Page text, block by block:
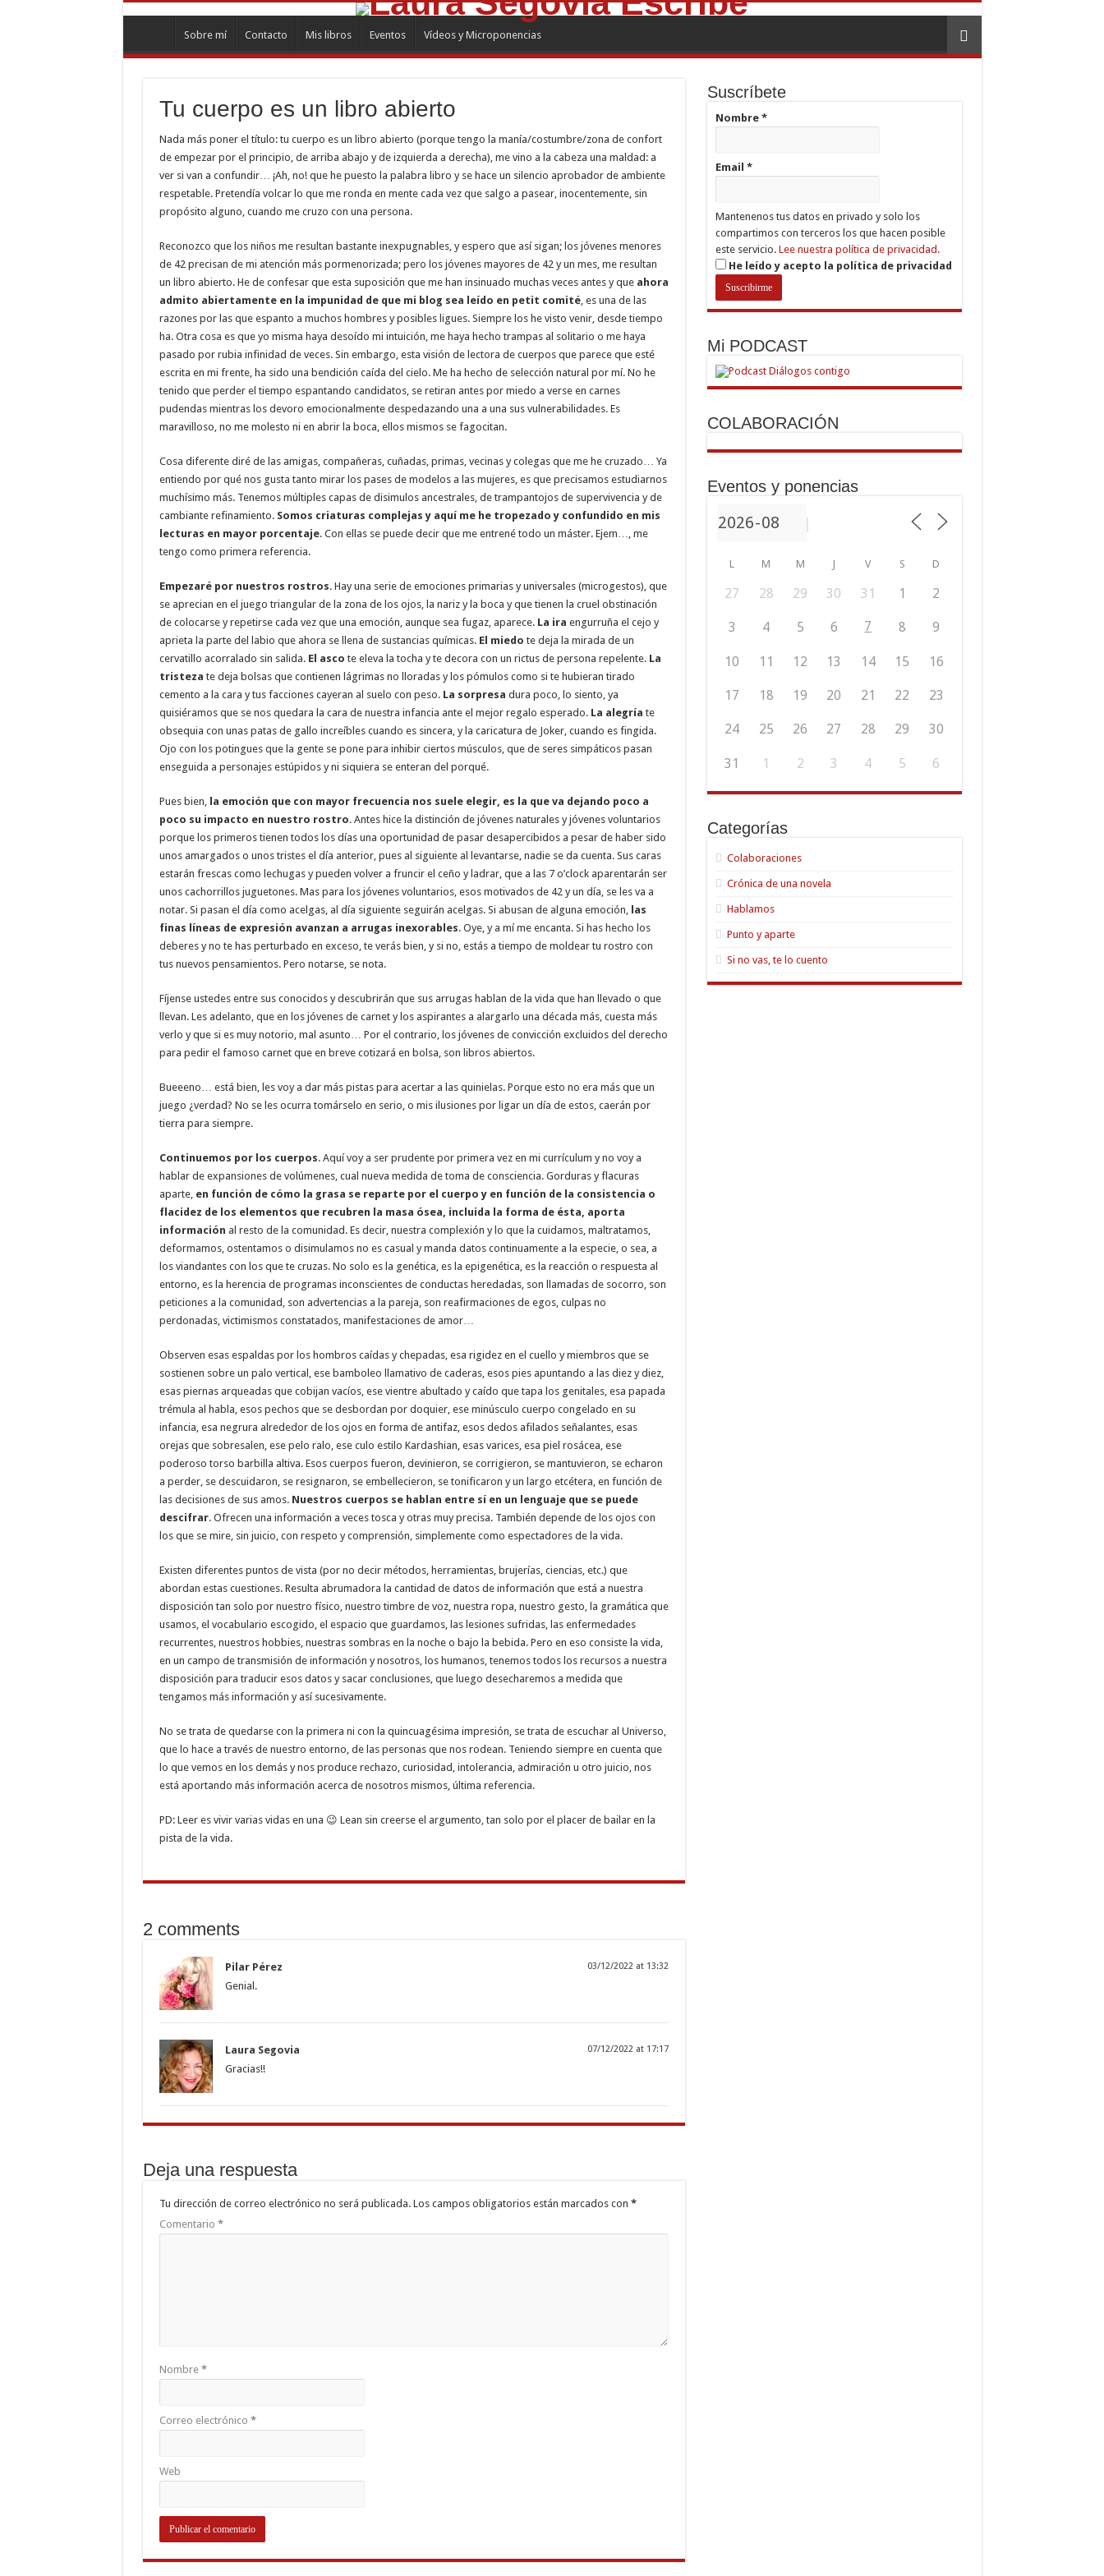
Sobre mí Contacto Mis libros Eventos Vídeos y Microponencias
Tu cuerpo es un libro abierto
Nada más poner el título: tu cuerpo es un libro abierto (porque tengo la manía/costumbre/zona de confort
de empezar por el principio, de arriba abajo y de izquierda a derecha), me vino a la cabeza una maldad: a
ver si van a confundir… ¡Ah, no! que he puesto la palabra libro y se hace un silencio aprobador de ambiente
respetable. Pretendía volcar lo que me ronda en mente cada vez que salgo a pasear, inocentemente, sin
propósito alguno, cuando me cruzo con una persona.
Reconozco que los niños me resultan bastante inexpugnables, y espero que así sigan; los jóvenes menores
de 42 precisan de mi atención más pormenorizada; pero los jóvenes mayores de 42 y un mes, me resultan
un libro abierto. He de confesar que esta suposición que me han insinuado muchas veces antes y que ahora
admito abiertamente en la impunidad de que mi blog sea leído en petit comité, es una de las
razones por las que espanto a muchos hombres y posibles ligues. Siempre los he visto venir, desde tiempo
ha. Otra cosa es que yo misma haya desoído mi intuición, me haya hecho trampas al solitario o me haya
pasado por rubia infinidad de veces. Sin embargo, esta visión de lectora de cuerpos que parece que esté
escrita en mi frente, ha sido una bendición caída del cielo. Me ha hecho de selección natural por mí. No he
tenido que perder el tiempo espantando candidatos, se retiran antes por miedo a verse en carnes
pudendas mientras los devoro emocionalmente despedazando una a una sus vulnerabilidades. Es
maravilloso, no me molesto ni en abrir la boca, ellos mismos se fagocitan.
Cosa diferente diré de las amigas, compañeras, cuñadas, primas, vecinas y colegas que me he cruzado… Ya
entiendo por qué nos gusta tanto mirar los pases de modelos a las mujeres, es que precisamos estudiarnos
muchísimo más. Tenemos múltiples capas de disimulos ancestrales, de trampantojos de supervivencia y de
cambiante refinamiento. Somos criaturas complejas y aquí me he tropezado y confundido en mis
lecturas en mayor porcentaje. Con ellas se puede decir que me entrené todo un máster. Ejem…, me
tengo como primera referencia.
Empezaré por nuestros rostros. Hay una serie de emociones primarias y universales (microgestos), que
se aprecian en el juego triangular de la zona de los ojos, la nariz y la boca y que tienen la cruel obstinación
de colocarse y repetirse cada vez que una emoción, aunque sea fugaz, aparece. La ira engurruña el cejo y
aprieta la parte del labio que ahora se llena de sustancias químicas. El miedo te deja la mirada de un
cervatillo acorralado sin salida. El asco te eleva la tocha y te decora con un rictus de persona repelente. La
tristeza te deja bolsas que contienen lágrimas no lloradas y los pómulos como si te hubieran tirado
cemento a la cara y tus facciones cayeran al suelo con peso. La sorpresa dura poco, lo siento, ya
quisiéramos que se nos quedara la cara de nuestra infancia ante el mejor regalo esperado. La alegría te
obsequia con unas patas de gallo increíbles cuando es sincera, y la caricatura de Joker, cuando es fingida.
Ojo con los potingues que la gente se pone para inhibir ciertos músculos, que de seres simpáticos pasan
enseguida a personajes estúpidos y ni siquiera se enteran del porqué.
Pues bien, la emoción que con mayor frecuencia nos suele elegir, es la que va dejando poco a
poco su impacto en nuestro rostro. Antes hice la distinción de jóvenes naturales y jóvenes voluntarios
porque los primeros tienen todos los días una oportunidad de pasar desapercibidos a pesar de haber sido
unos amargados o unos tristes el día anterior, pues al siguiente al levantarse, nadie se da cuenta. Sus caras
estarán frescas como lechugas y pueden volver a fruncir el ceño y ladrar, que a las 7 o’clock aparentarán ser
unos cachorrillos juguetones. Mas para los jóvenes voluntarios, esos motivados de 42 y un día, se les va a
notar. Si pasan el día como acelgas, al día siguiente seguirán acelgas. Si abusan de alguna emoción, las
finas líneas de expresión avanzan a arrugas inexorables. Oye, y a mí me encanta. Si has hecho los
deberes y no te has perturbado en exceso, te verás bien, y si no, estás a tiempo de moldear tu rostro con
tus nuevos pensamientos. Pero notarse, se nota.
Fíjense ustedes entre sus conocidos y descubrirán que sus arrugas hablan de la vida que han llevado o que
llevan. Les adelanto, que en los jóvenes de carnet y los aspirantes a alargarlo una década más, cuesta más
verlo y que si es muy notorio, mal asunto… Por el contrario, los jóvenes de convicción excluidos del derecho
para pedir el famoso carnet que en breve cotizará en bolsa, son libros abiertos.
Bueeeno… está bien, les voy a dar más pistas para acertar a las quinielas. Porque esto no era más que un
juego ¿verdad? No se les ocurra tomárselo en serio, o mis ilusiones por ligar un día de estos, caerán por
tierra para siempre.
Continuemos por los cuerpos. Aquí voy a ser prudente por primera vez en mi currículum y no voy a
hablar de expansiones de volúmenes, cual nueva medida de toma de consciencia. Gorduras y flacuras
aparte, en función de cómo la grasa se reparte por el cuerpo y en función de la consistencia o
flacidez de los elementos que recubren la masa ósea, incluida la forma de ésta, aporta
información al resto de la comunidad. Es decir, nuestra complexión y lo que la cuidamos, maltratamos,
deformamos, ostentamos o disimulamos no es casual y manda datos continuamente a la especie, o sea, a
los viandantes con los que te cruzas. No solo es la genética, es la epigenética, es la reacción o respuesta al
entorno, es la herencia de programas inconscientes de conductas heredadas, son llamadas de socorro, son
peticiones a la comunidad, son advertencias a la pareja, son reafirmaciones de egos, culpas no
perdonadas, victimismos constatados, manifestaciones de amor…
Observen esas espaldas por los hombros caídas y chepadas, esa rigidez en el cuello y miembros que se
sostienen sobre un palo vertical, ese bamboleo llamativo de caderas, esos pies apuntando a las diez y diez,
esas piernas arqueadas que cobijan vacíos, ese vientre abultado y caído que tapa los genitales, esa papada
trémula al habla, esos pechos que se desbordan por doquier, ese minúsculo cuerpo congelado en su
infancia, esa negrura alrededor de los ojos en forma de antifaz, esos dedos afilados señalantes, esas
orejas que sobresalen, ese pelo ralo, ese culo estilo Kardashian, esas varices, esa piel rosácea, ese
poderoso torso barbilla altiva. Esos cuerpos fueron, devinieron, se corrigieron, se mantuvieron, se echaron
a perder, se descuidaron, se resignaron, se embellecieron, se tonificaron y un largo etcétera, en función de
las decisiones de sus amos. Nuestros cuerpos se hablan entre sí en un lenguaje que se puede
descifrar. Ofrecen una información a veces tosca y otras muy precisa. También depende de los ojos con
los que se mire, sin juicio, con respeto y comprensión, simplemente como espectadores de la vida.
Existen diferentes puntos de vista (por no decir métodos, herramientas, brujerías, ciencias, etc.) que
abordan estas cuestiones. Resulta abrumadora la cantidad de datos de información que está a nuestra
disposición tan solo por nuestro físico, nuestro timbre de voz, nuestra ropa, nuestro gesto, la gramática que
usamos, el vocabulario escogido, el espacio que guardamos, las lesiones sufridas, las enfermedades
recurrentes, nuestros hobbies, nuestras sombras en la noche o bajo la bebida. Pero en eso consiste la vida,
en un campo de transmisión de información y nosotros, los humanos, tenemos todos los recursos a nuestra
disposición para traducir esos datos y sacar conclusiones, que luego desecharemos a medida que
tengamos más información y así sucesivamente.
No se trata de quedarse con la primera ni con la quincuagésima impresión, se trata de escuchar al Universo,
que lo hace a través de nuestro entorno, de las personas que nos rodean. Teniendo siempre en cuenta que
lo que vemos en los demás y nos produce rechazo, curiosidad, intolerancia, admiración u otro juicio, nos
está aportando más información acerca de nosotros mismos, última referencia.
PD: Leer es vivir varias vidas en una 😉 Lean sin creerse el argumento, tan solo por el placer de bailar en la
pista de la vida.
2 comments
Pilar Pérez 03/12/2022 at 13:32
Genial.
Laura Segovia 07/12/2022 at 17:17
Gracias!!
Deja una respuesta
Tu dirección de correo electrónico no será publicada. Los campos obligatorios están marcados con *
Comentario *
Nombre *
Correo electrónico *
Web
Suscríbete
Nombre *
Email *
Mantenenos tus datos en privado y solo los
compartimos con terceros los que hacen posible
este servicio. Lee nuestra política de privacidad.
He leído y acepto la política de privacidad
Mi PODCAST
COLABORACIÓN
Eventos y ponencias
L M M J V S D
27 28 29 30 31 1 2
3 4 5 6 7 8 9
10 11 12 13 14 15 16
17 18 19 20 21 22 23
24 25 26 27 28 29 30
31 1 2 3 4 5 6
Categorías
Colaboraciones
Crónica de una novela
Hablamos
Punto y aparte
Si no vas, te lo cuento